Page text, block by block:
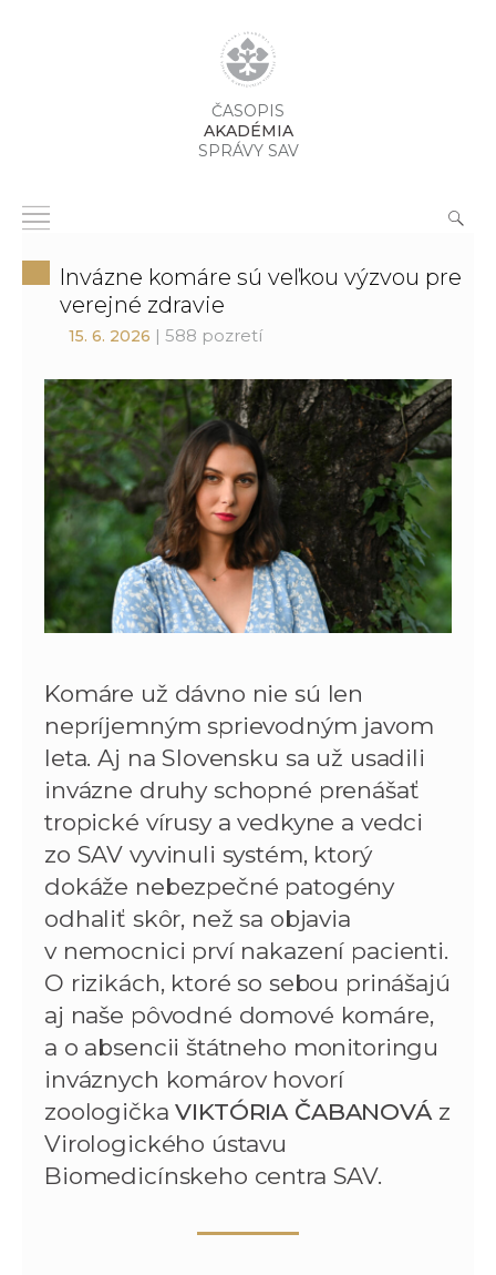
ČASOPIS
AKADÉMIA
SPRÁVY SAV
Invázne komáre sú veľkou výzvou pre
verejné zdravie
15. 6. 2026 | 588 pozretí
Komáre už dávno nie sú len
nepríjemným sprievodným javom
leta. Aj na Slovensku sa už usadili
invázne druhy schopné prenášať
tropické vírusy a vedkyne a vedci
zo SAV vyvinuli systém, ktorý
dokáže nebezpečné patogény
odhaliť skôr, než sa objavia
v nemocnici prví nakazení pacienti.
O rizikách, ktoré so sebou prinášajú
aj naše pôvodné domové komáre,
a o absencii štátneho monitoringu
inváznych komárov hovorí
zoologičkaVIKTÓRIA ČABANOVÁz
Virologického ústavu
Biomedicínskeho centra SAV.